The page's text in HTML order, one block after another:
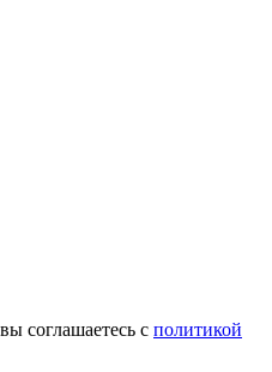
соглашаетесь с политикой